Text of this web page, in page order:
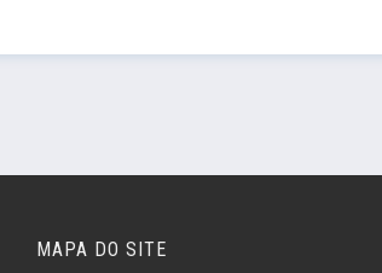
MAPA DO SITE